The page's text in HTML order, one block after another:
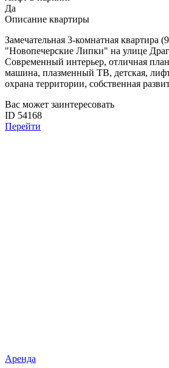
Да
Описание квартиры
Замечательная 3-комнатная квартира
"Новопечерские Липки" на улице
Современный интерьер, отличная
машина, плазменный ТВ, детская,
охрана территории, собственная
Вас может заинтересовать
ID 54168
Перейти
Аренда